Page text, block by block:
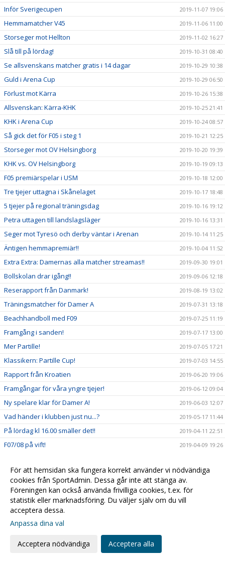
Inför Sverigecupen 2019-11-07 19:06
Hemmamatcher V45 2019-11-06 11:00
Storseger mot Hellton 2019-11-02 16:27
Slå till på lördag! 2019-10-31 08:40
Se allsvenskans matcher gratis i 14 dagar 2019-10-29 10:38
Guld i Arena Cup 2019-10-29 06:50
Förlust mot Kärra 2019-10-26 15:38
Allsvenskan: Kärra-KHK 2019-10-25 21:41
KHK i Arena Cup 2019-10-24 08:57
Så gick det för F05 i steg 1 2019-10-21 12:25
Storseger mot OV Helsingborg 2019-10-20 19:39
KHK vs. OV Helsingborg 2019-10-19 09:13
F05 premiärspelar i USM 2019-10-18 12:00
Tre tjejer uttagna i Skånelaget 2019-10-17 18:48
5 tjejer på regional träningsdag 2019-10-16 19:12
Petra uttagen till landslagsläger 2019-10-16 13:31
Seger mot Tyresö och derby väntar i Arenan 2019-10-14 11:25
Äntigen hemmapremiär!! 2019-10-04 11:52
Extra Extra: Damernas alla matcher streamas!! 2019-09-30 19:01
Bollskolan drar igång!! 2019-09-06 12:18
Reserapport från Danmark! 2019-08-19 13:02
Träningsmatcher för Damer A 2019-07-31 13:18
Beachhandboll med F09 2019-07-25 11:19
Framgång i sanden! 2019-07-17 13:00
Mer Partille! 2019-07-05 17:21
Klassikern: Partille Cup! 2019-07-03 14:55
Rapport från Kroatien 2019-06-20 19:06
Framgångar för våra yngre tjejer! 2019-06-12 09:04
Ny spelare klar för Damer A! 2019-06-03 12:07
Vad händer i klubben just nu...? 2019-05-17 11:44
På lördag kl 16.00 smäller det!! 2019-04-11 22:51
F07/08 på vift! 2019-04-09 19:26
Full fart framåt! Challenge Cup info: 2019-03-21 12:42
Massor med handboll i helgen!!! 2019-03-14 14:52
Info inför Challenge Cup 2019-03-07 12:07
Kristianstad Handboll bygger vidare!
Kvartsfinalerna!
Damerna är vidare!
För att hemsidan ska fungera korrekt använder vi nödvändiga
cookies från SportAdmin. Dessa går inte att stänga av.
Föreningen kan också använda frivilliga cookies, t.ex. för
statistik eller marknadsföring. Du väljer själv om du vill
acceptera dessa.
Anpassa dina val
Acceptera nödvändiga Acceptera alla